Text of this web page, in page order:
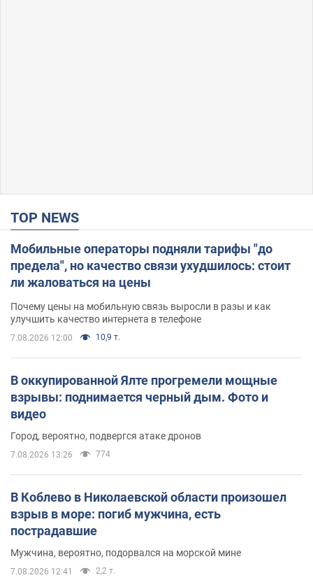
TOP NEWS
Мобильные операторы подняли тарифы "до
предела", но качество связи ухудшилось: стоит
ли жаловаться на цены
Почему цены на мобильную связь выросли в разы и как
улучшить качество интернета в телефоне
7.08.2026 12:00 10,9 т.
В оккупированной Ялте прогремели мощные
взрывы: поднимается черный дым. Фото и
видео
Город, вероятно, подвергся атаке дронов
7.08.2026 13:26 774
В Коблево в Николаевской области произошел
взрыв в море: погиб мужчина, есть
пострадавшие
Мужчина, вероятно, подорвался на морской мине
7.08.2026 12:41 2,2 т.